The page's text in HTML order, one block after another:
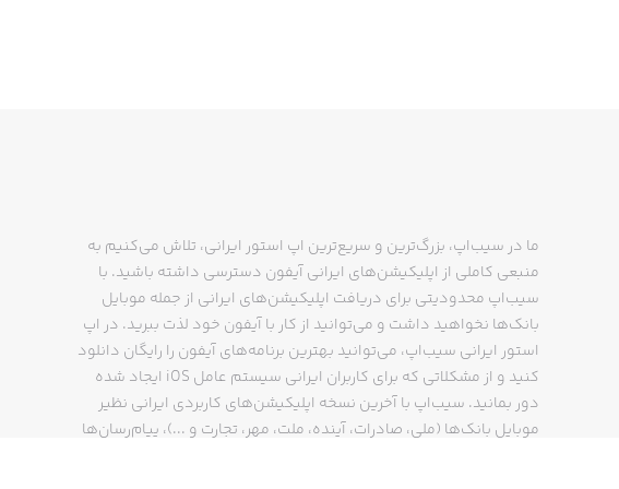
ما در سیب‌اپ، بزرگ‌ترین و سریع‌ترین اپ استور ایرانی، تلاش می‌کنیم به
منبعی کاملی از اپلیکیشن‌های ایرانی آیفون دسترسی داشته باشید. با
سیب‌اپ محدودیتی برای دریافت اپلیکیشن‌های ایرانی از جمله موبایل
بانک‌ها نخواهید داشت و می‌توانید از کار با آیفون خود لذت ببرید. در اپ
استور ایرانی سیب‌اپ، می‌توانید بهترین برنامه‌های آیفون را رایگان دانلود
کنید و از مشکلاتی که برای کاربران ایرانی سیستم عامل iOS ایجاد شده
دور بمانید. سیب‌اپ با آخرین نسخه اپلیکیشن‌های کاربردی ایرانی نظیر
موبایل بانک‌ها (ملی، صادرات، آینده، ملت، مهر، تجارت و ...)، پیام‌رسان‌ها